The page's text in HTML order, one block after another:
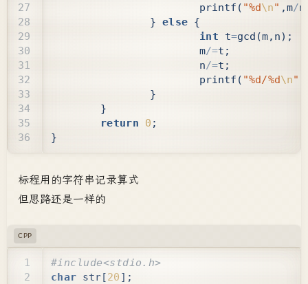
34
printf ( "%d\n" ,m/n
} else {
int
t=gcd (m, n);
m/=t ;
n/=t ;
printf ( "%d/%d\n"
}
}
return
0 ;
}
标程用的字符串记录算式
但思路还是一样的
CPP
char str[20 ];